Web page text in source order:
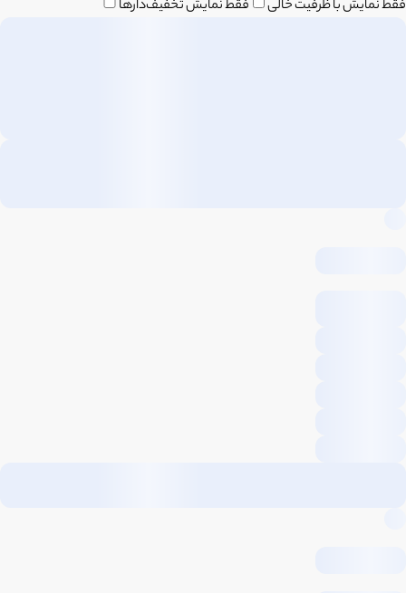
فقط نمایش با ظرفیت خالی فقط نمایش تخفیف‌دارها